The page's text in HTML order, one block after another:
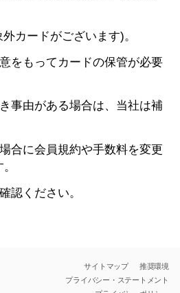
カードがございます)。
をもってカードの保管が必要
事由がある場合は、当社は補
合に会員規約や手数料を変更
認ください。
サイトマップ
推奨環境
プライバシー・ステートメント